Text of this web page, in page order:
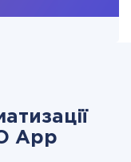
App